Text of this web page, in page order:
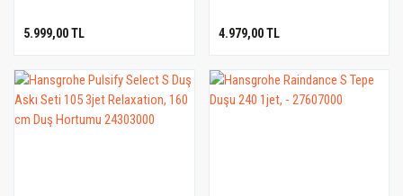
5.999,00 TL 4.979,00 TL